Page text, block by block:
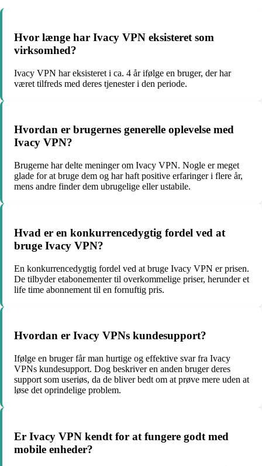
Hvor længe har Ivacy VPN eksisteret som
virksomhed?
Ivacy VPN har eksisteret i ca. 4 år ifølge en bruger, der har
været tilfreds med deres tjenester i den periode.
Hvordan er brugernes generelle oplevelse med
Ivacy VPN?
Brugerne har delte meninger om Ivacy VPN. Nogle er meget
glade for at bruge dem og har haft positive erfaringer i flere år,
mens andre finder dem ubrugelige eller ustabile.
Hvad er en konkurrencedygtig fordel ved at
bruge Ivacy VPN?
En konkurrencedygtig fordel ved at bruge Ivacy VPN er prisen.
De tilbyder etabonementer til overkommelige priser, herunder et
life time abonnement til en fornuftig pris.
Hvordan er Ivacy VPNs kundesupport?
Ifølge en bruger får man hurtige og effektive svar fra Ivacy
VPNs kundesupport. Dog beskriver en anden bruger deres
support som useriøs, da de bliver bedt om at prøve mere uden at
løse det oprindelige problem.
Er Ivacy VPN kendt for at fungere godt med
mobile enheder?